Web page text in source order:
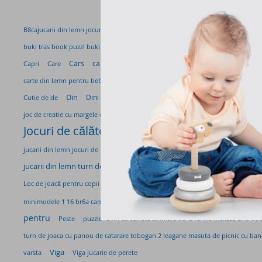
B8cajucarii din lemn jocuri de rol micul bucatar babi toys book puzzl babi
buki tras book puzzl buki busi tras book puzzl
Capri
Care Cars cart carte de lego cu carte
carte din lemn pentru bebelusi prietenii de la ferma haba Casute de papusi
Cutie de de Din Dini Dinoz Dinta Exte Exter
joc de creatie cu margele din lego viga joc de creatie margele cu flori viga
Jocuri de călătorie Sah, Dame, Tic Tac Toe (X
jucarii din lemn jocuri de rol jucarii din lemn placi de echilibru jucarii din
jucarii din lemn turn de joaca cu 2 platforme panou de catarare
Loc de joacă pentru copii de la me Maga magna de Mare masa de
minimodele 1 16 br6a camion man cu excavator liebherr Măsuță
pentru Peste puzzle lemn cu sunete animale de la ferma melissa and
turn de joaca cu panou de catarare tobogan 2 leagane masuta de picnic cu
varsta
Viga Viga jucarie de perete